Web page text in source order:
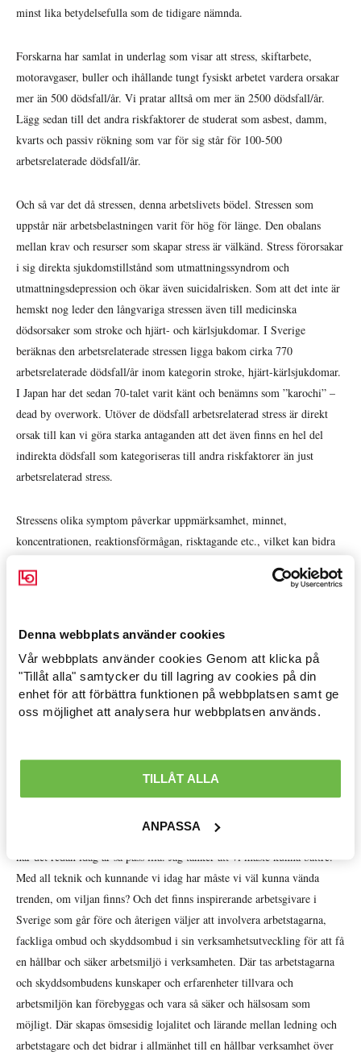
Denna webbplats använder cookies
Vår webbplats använder cookies Genom att klicka på
"Tillåt alla" samtycker du till lagring av cookies på din
enhet för att förbättra funktionen på webbplatsen samt ge
oss möjlighet att analysera hur webbplatsen används.
TILLÅT ALLA
ANPASSA
Arbetsmarknad »
Avtal löner & arbetsrätt »
Internationellt »
Välfärd »
Distriktsbloggare »
minst lika betydelsefulla som de tidigare nämnda.
Forskarna har samlat in underlag som visar att stress, skiftarbete,
motoravgaser, buller och ihållande tungt fysiskt arbetet vardera orsakar
mer än 500 dödsfall/år. Vi pratar alltså om mer än 2500 dödsfall/år.
Lägg sedan till det andra riskfaktorer de studerat som asbest, damm,
kvarts och passiv rökning som var för sig står för 100-500
arbetsrelaterade dödsfall/år.
Och så var det då stressen, denna arbetslivets bödel. Stressen som
uppstår när arbetsbelastningen varit för hög för länge. Den obalans
mellan krav och resurser som skapar stress är välkänd. Stress förorsakar
i sig direkta sjukdomstillstånd som utmattningssyndrom och
utmattningsdepression och ökar även suicidalrisken. Som att det inte är
hemskt nog leder den långvariga stressen även till medicinska
dödsorsaker som stroke och hjärt- och kärlsjukdomar. I Sverige
beräknas den arbetsrelaterade stressen ligga bakom cirka 770
arbetsrelaterade dödsfall/år inom kategorin stroke, hjärt-kärlsjukdomar.
I Japan har det sedan 70-talet varit känt och benämns som ”karochi” –
dead by overwork. Utöver de dödsfall arbetsrelaterad stress är direkt
orsak till kan vi göra starka antaganden att det även finns en hel del
indirekta dödsfall som kategoriseras till andra riskfaktorer än just
arbetsrelaterad stress.
Stressens olika symptom påverkar uppmärksamhet, minnet,
koncentrationen, reaktionsförmågan, risktagande etc., vilket kan bidra
hälsofarliga kemikalier som förorsakar såväl cancersjukdomar som
arbetsrelaterade stressen minskar och med den arbetsrelaterad dödlighet.
Det är inte bara rimligt, det kan tyckas självklart. Men ändå ser vi att
istället för att arbetsgivarna gör insatser för att minska stressen på
arbetsplatsen så skruvas det lite ytterligare i arbetets upplägg för att öka
I praktiken betyder det ofta som bekant att mer arbete ska utföras på
kortare tid av lika många, eller färre arbetstagare. Forskarna bakom
kommer fortsätta att öka i arbetslivet. Det känns ju tämligen dystopiskt
när det redan idag är så pass illa. Jag tänker att vi måste kunna bättre.
Med all teknik och kunnande vi idag har måste vi väl kunna vända
trenden, om viljan finns? Och det finns inspirerande arbetsgivare i
Sverige som går före och återigen väljer att involvera arbetstagarna,
fackliga ombud och skyddsombud i sin verksamhetsutveckling för att få
en hållbar och säker arbetsmiljö i verksamheten. Där tas arbetstagarna
och skyddsombudens kunskaper och erfarenheter tillvara och
arbetsmiljön kan förebyggas och vara så säker och hälsosam som
möjligt. Där skapas ömsesidig lojalitet och lärande mellan ledning och
arbetstagare och det bidrar i allmänhet till en hållbar verksamhet över